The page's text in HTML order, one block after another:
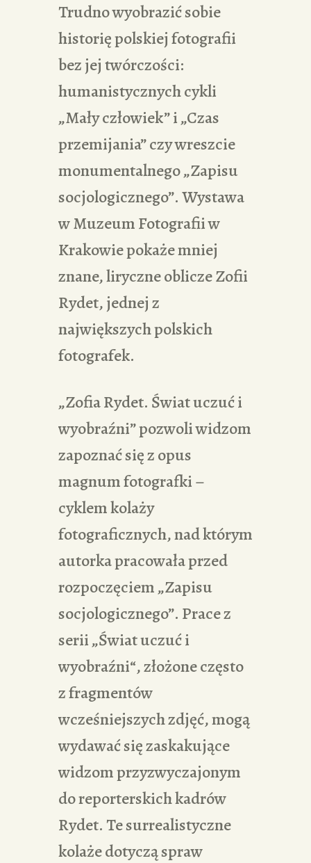
Trudno wyobrazić sobie
historię polskiej fotografii
bez jej twórczości:
humanistycznych cykli
„Mały człowiek” i „Czas
przemijania” czy wreszcie
monumentalnego „Zapisu
socjologicznego”. Wystawa
w Muzeum Fotografii w
Krakowie pokaże mniej
znane, liryczne oblicze Zofii
Rydet, jednej z
największych polskich
fotografek.
„Zofia Rydet. Świat uczuć i
wyobraźni” pozwoli widzom
zapoznać się z opus
magnum fotografki –
cyklem kolaży
fotograficznych, nad którym
autorka pracowała przed
rozpoczęciem „Zapisu
socjologicznego”. Prace z
serii „Świat uczuć i
wyobraźni“, złożone często
z fragmentów
wcześniejszych zdjęć, mogą
wydawać się zaskakujące
widzom przyzwyczajonym
do reporterskich kadrów
Rydet. Te surrealistyczne
kolaże dotyczą spraw